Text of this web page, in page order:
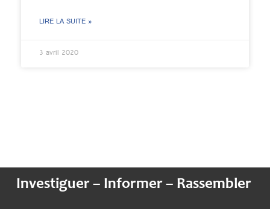
LIRE LA SUITE »
3 avril 2020
Investiguer – Informer – Rassembler